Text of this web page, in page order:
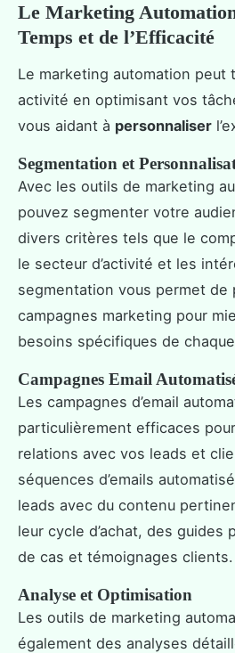
Le Marketing
Temps et de l’Efficacité
Le marketing automation peut
activité en optimisant vos
vous aidant à personnaliser
Segmentation et
Avec les outils de marketing
pouvez segmenter votre
divers critères tels que le
le secteur d’activité et les
segmentation vous permet de
campagnes marketing pour
besoins spécifiques de
Campagnes Email
Les campagnes d’email
particulièrement efficaces
relations avec vos leads et
séquences d’emails
leads avec du contenu
leur cycle d’achat, des guides
de cas et témoignages clients.
Analyse et Optimisation
Les outils de marketing
également des analyses